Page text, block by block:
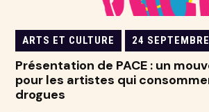
ARTS ET CULTURE 24
Présentation de PACE : un
pour les artistes qui
drogues